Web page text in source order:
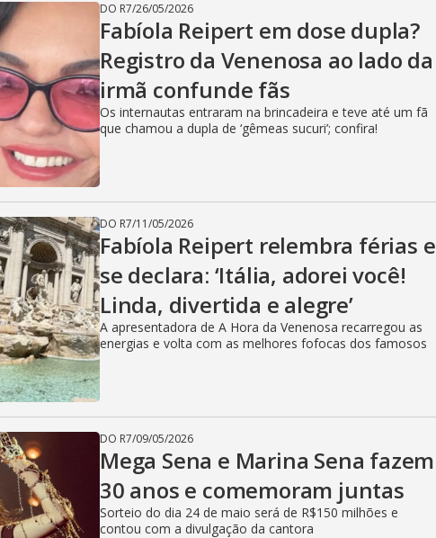
DO R7/26/05/2026
Fabíola Reipert em dose dupla?
Registro da Venenosa ao lado da
irmã confunde fãs
Os internautas entraram na brincadeira e teve até um fã
que chamou a dupla de ‘gêmeas sucuri’; confira!
DO R7/11/05/2026
Fabíola Reipert relembra férias e
se declara: ‘Itália, adorei você!
Linda, divertida e alegre’
A apresentadora de A Hora da Venenosa recarregou as
energias e volta com as melhores fofocas dos famosos
DO R7/09/05/2026
Mega Sena e Marina Sena fazem
30 anos e comemoram juntas
Sorteio do dia 24 de maio será de R$150 milhões e
contou com a divulgação da cantora